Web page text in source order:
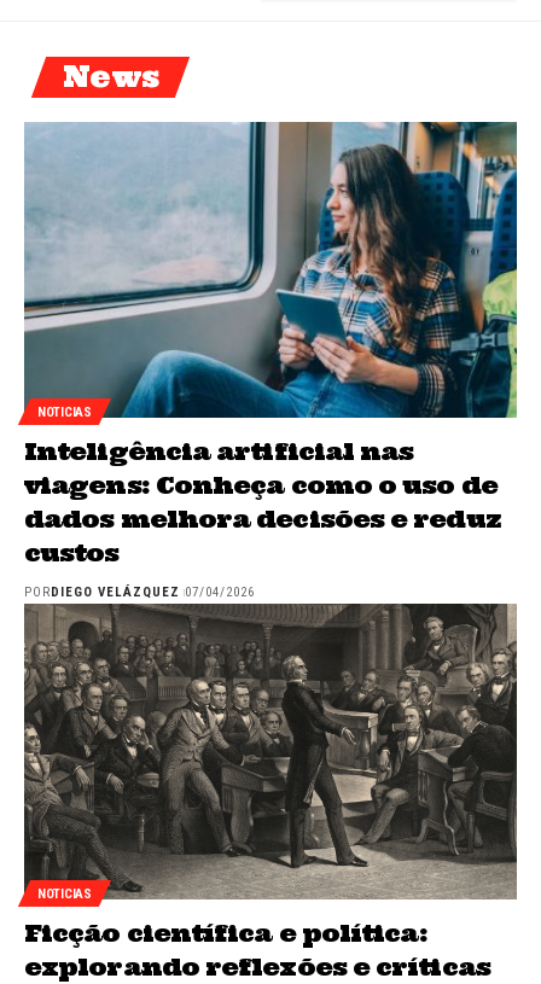
News
NOTICIAS
Inteligência artificial nas
viagens: Conheça como o uso de
dados melhora decisões e reduz
custos
POR DIEGO VELÁZQUEZ 07/04/2026
NOTICIAS
Ficção científica e política:
explorando reflexões e críticas